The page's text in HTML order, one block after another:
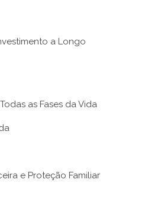
a Longo
as Fases da Vida
e Proteção Familiar